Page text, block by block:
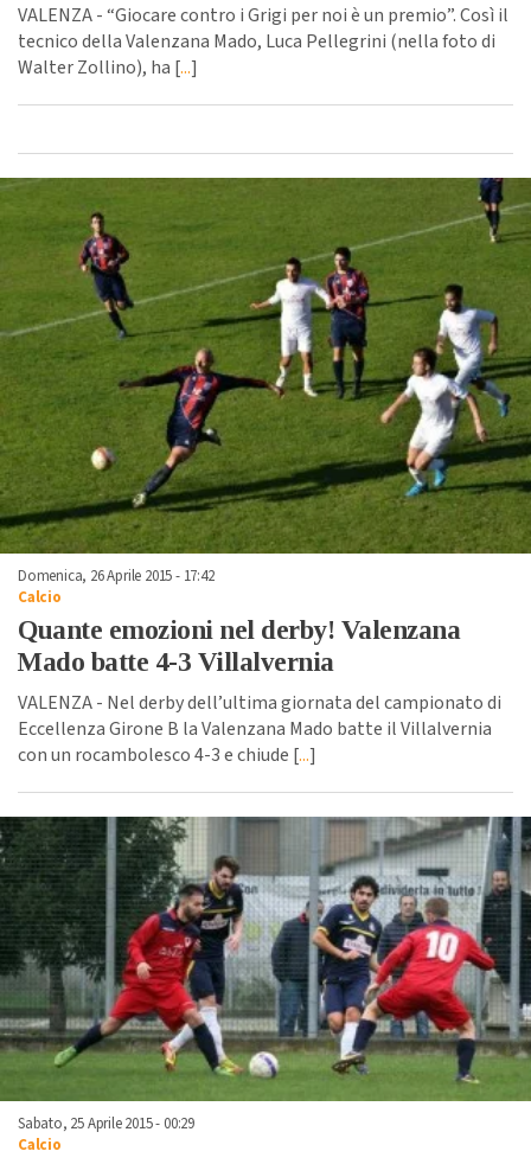
VALENZA - “Giocare contro i Grigi per noi è un premio”. Così il
tecnico della Valenzana Mado, Luca Pellegrini (nella foto di
Walter Zollino), ha [...]
Domenica, 26 Aprile 2015 - 17:42
Calcio
Quante emozioni nel derby! Valenzana
Mado batte 4-3 Villalvernia
VALENZA - Nel derby dell’ultima giornata del campionato di
Eccellenza Girone B la Valenzana Mado batte il Villalvernia
con un rocambolesco 4-3 e chiude [...]
Sabato, 25 Aprile 2015 - 00:29
Calcio